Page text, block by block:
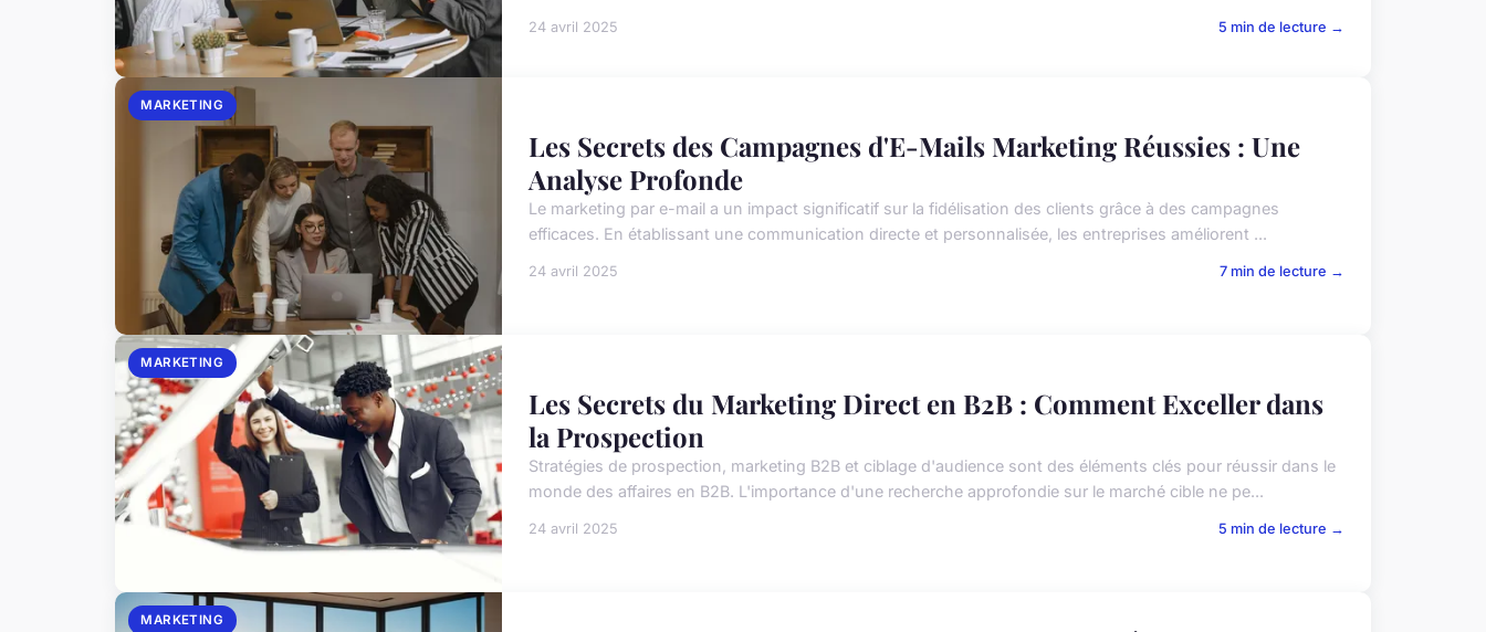
24 avril 2025 5 min de lecture →
MARKETING
Les Secrets des Campagnes d'E-Mails Marketing Réussies : Une
Analyse Profonde
Le marketing par e-mail a un impact significatif sur la fidélisation des clients grâce à des campagnes
efficaces. En établissant une communication directe et personnalisée, les entreprises améliorent ...
24 avril 2025 7 min de lecture →
MARKETING
Les Secrets du Marketing Direct en B2B : Comment Exceller dans
la Prospection
Stratégies de prospection, marketing B2B et ciblage d'audience sont des éléments clés pour réussir dans le
monde des affaires en B2B. L'importance d'une recherche approfondie sur le marché cible ne pe...
24 avril 2025 5 min de lecture →
MARKETING